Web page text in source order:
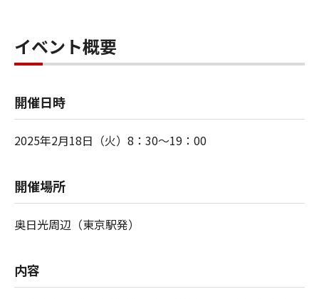
イベント概要
開催日時
2025年2月18日（火）8：30～19：00
開催場所
奥日光周辺（東京駅発）
内容